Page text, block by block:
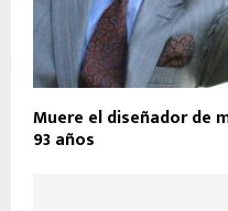
Muere el diseñador de
93 años